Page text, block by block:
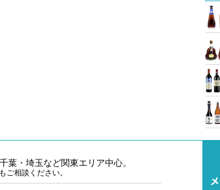
葉・埼玉など関東エリア中心。
ご相談ください。